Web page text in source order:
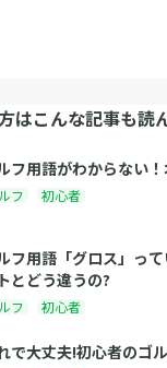
はこんな記事も読
フ用語がわからない
フ 初心者
フ用語「グロス」っ
とどう違うの?
フ 初心者
で大丈夫!初心者のゴ